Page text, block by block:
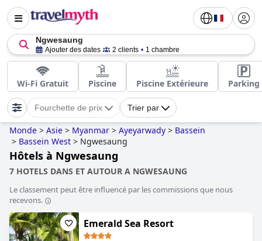
Ngwesaung
Ajouter des dates 2 clients 1 chambre
Wi-Fi Gratuit Piscine Piscine Extérieure Parking
Fourchette de prix Trier par
Monde > Asie > Myanmar > Ayeyarwady > Bassein
> Bassein West > Ngwesaung
Hôtels à Ngwesaung
7 HOTELS DANS ET AUTOUR A NGWESAUNG
Le classement peut être influencé par les commissions que nous
recevons.
Emerald Sea Resort